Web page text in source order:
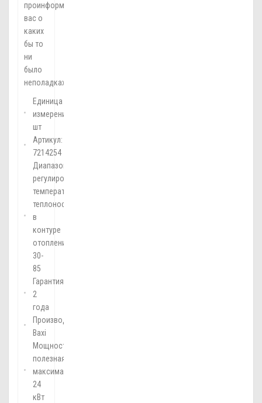
проинформирует
вас о
каких
бы то
ни
было
неполадках.
Единица
измерения:
шт
Артикул:
7214254
Диапазон
регулирования
температуры
теплоносителя
в
контуре
отопления:
30-
85
Гарантия:
2
года
Производитель:
Baxi
Мощность
полезная
максимальная:
24
кВт